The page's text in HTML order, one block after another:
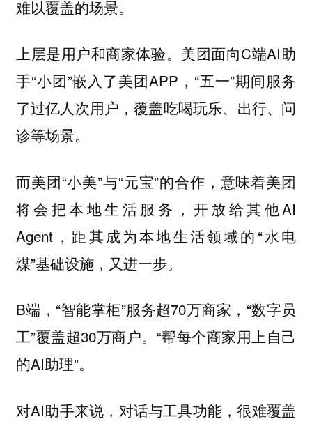
难以覆盖的场景。
上层是用户和商家体验。 美团面向C端AI助
手“小团”嵌入了美团APP，“五一”期间服务
了过亿人次用户，覆盖吃喝玩乐、出行、问
诊等场景。
而美团“小美”与“元宝”的合作，意味着美团
将会把本地生活服务，开放给其他AI
Agent，距其成为本地生活领域的“水电
煤”基础设施，又进一步。
B端，“智能掌柜”服务超70万商家，“数字员
工”覆盖超30万商户。“帮每个商家用上自己
的AI助理”。
对AI助手来说，对话与工具功能，很难覆盖